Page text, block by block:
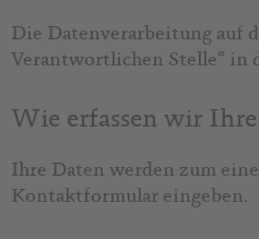
Die Datenverarbeitung auf
Verantwortlichen Stelle“ in
Wie erfassen wir
Ihre Daten werden zum
Kontaktformular eingeben.